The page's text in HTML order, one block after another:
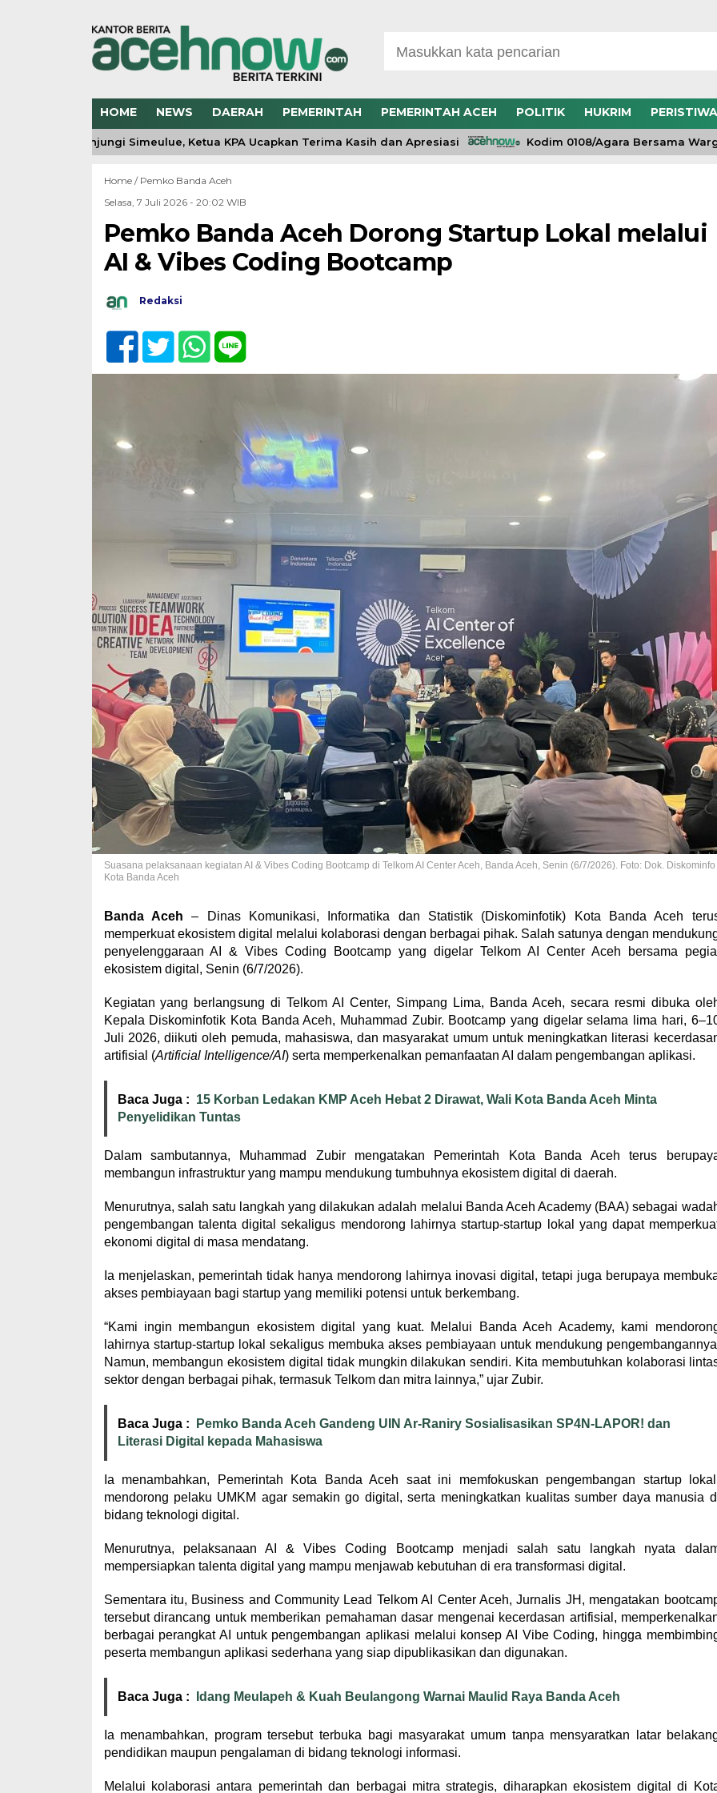
HOME NEWS DAERAH PEMERINTAH PEMERINTAH ACEH POLITIK HUKRIM PERISTIWA
Aceh Kunjungi Simeulue, Ketua KPA Ucapkan Terima Kasih dan Apresiasi Kodim 0108/Agara Bersama Warga
Home / Pemko Banda Aceh
Selasa, 7 Juli 2026 - 20:02 WIB
Pemko Banda Aceh Dorong Startup Lokal melalui
AI & Vibes Coding Bootcamp
Redaksi
Suasana pelaksanaan kegiatan AI & Vibes Coding Bootcamp di Telkom AI Center Aceh, Banda Aceh, Senin (6/7/2026). Foto: Dok. Diskominfo
Kota Banda Aceh
Banda Aceh – Dinas Komunikasi, Informatika dan Statistik (Diskominfotik) Kota Banda Aceh
memperkuat ekosistem digital melalui kolaborasi dengan berbagai pihak. Salah satunya dengan
penyelenggaraan AI & Vibes Coding Bootcamp yang digelar Telkom AI Center Aceh bersama
ekosistem digital, Senin (6/7/2026).
Kegiatan yang berlangsung di Telkom AI Center, Simpang Lima, Banda Aceh, secara resmi dibuka
Kepala Diskominfotik Kota Banda Aceh, Muhammad Zubir. Bootcamp yang digelar selama lima hari,
Juli 2026, diikuti oleh pemuda, mahasiswa, dan masyarakat umum untuk meningkatkan literasi
artifisial (Artificial Intelligence/AI) serta memperkenalkan pemanfaatan AI dalam pengembangan aplikasi.
Baca Juga : 15 Korban Ledakan KMP Aceh Hebat 2 Dirawat, Wali Kota Banda Aceh Minta
Penyelidikan Tuntas
Dalam sambutannya, Muhammad Zubir mengatakan Pemerintah Kota Banda Aceh terus
membangun infrastruktur yang mampu mendukung tumbuhnya ekosistem digital di daerah.
Menurutnya, salah satu langkah yang dilakukan adalah melalui Banda Aceh Academy (BAA) sebagai
pengembangan talenta digital sekaligus mendorong lahirnya startup-startup lokal yang dapat
ekonomi digital di masa mendatang.
Ia menjelaskan, pemerintah tidak hanya mendorong lahirnya inovasi digital, tetapi juga berupaya
akses pembiayaan bagi startup yang memiliki potensi untuk berkembang.
“Kami ingin membangun ekosistem digital yang kuat. Melalui Banda Aceh Academy, kami
lahirnya startup-startup lokal sekaligus membuka akses pembiayaan untuk mendukung
Namun, membangun ekosistem digital tidak mungkin dilakukan sendiri. Kita membutuhkan kolaborasi
sektor dengan berbagai pihak, termasuk Telkom dan mitra lainnya,” ujar Zubir.
Baca Juga :
Pemko Banda Aceh Gandeng UIN Ar-Raniry Sosialisasikan SP4N-LAPOR! dan
Literasi Digital kepada Mahasiswa
Ia menambahkan, Pemerintah Kota Banda Aceh saat ini memfokuskan pengembangan startup
mendorong pelaku UMKM agar semakin go digital, serta meningkatkan kualitas sumber daya manusia
bidang teknologi digital.
Menurutnya, pelaksanaan AI & Vibes Coding Bootcamp menjadi salah satu langkah nyata
mempersiapkan talenta digital yang mampu menjawab kebutuhan di era transformasi digital.
Sementara itu, Business and Community Lead Telkom AI Center Aceh, Jurnalis JH, mengatakan
tersebut dirancang untuk memberikan pemahaman dasar mengenai kecerdasan artifisial,
berbagai perangkat AI untuk pengembangan aplikasi melalui konsep AI Vibe Coding, hingga
peserta membangun aplikasi sederhana yang siap dipublikasikan dan digunakan.
Baca Juga : Idang Meulapeh & Kuah Beulangong Warnai Maulid Raya Banda Aceh
Ia menambahkan, program tersebut terbuka bagi masyarakat umum tanpa mensyaratkan latar
pendidikan maupun pengalaman di bidang teknologi informasi.
Melalui kolaborasi antara pemerintah dan berbagai mitra strategis, diharapkan ekosistem digital di